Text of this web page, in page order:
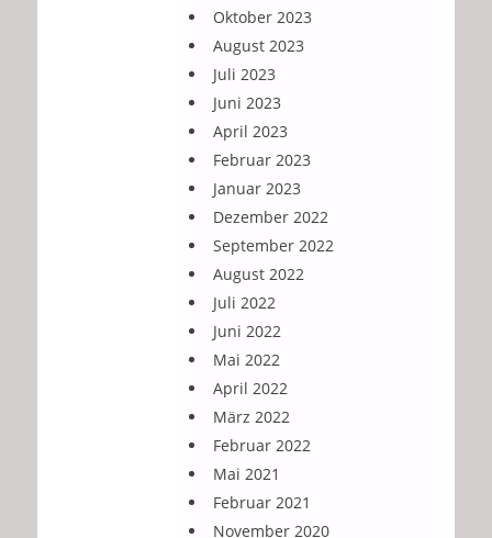
Oktober 2023
August 2023
Juli 2023
Juni 2023
April 2023
Februar 2023
Januar 2023
Dezember 2022
September 2022
August 2022
Juli 2022
Juni 2022
Mai 2022
April 2022
März 2022
Februar 2022
Mai 2021
Februar 2021
November 2020